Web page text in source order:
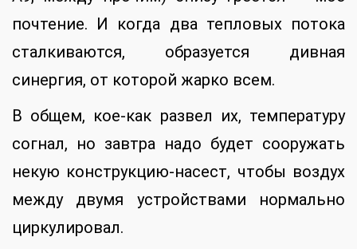
почтение. И когда два тепловых потока
сталкиваются, образуется дивная
синергия, от которой жарко всем.
В общем, кое-как развел их, температуру
согнал, но завтра надо будет сооружать
некую конструкцию-насест, чтобы воздух
между двумя устройствами нормально
циркулировал.